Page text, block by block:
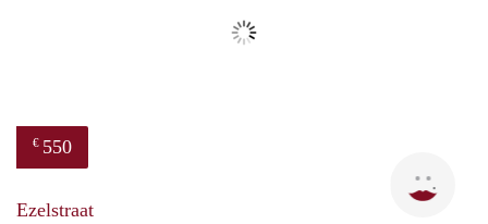
€ 550
Ezelstraat